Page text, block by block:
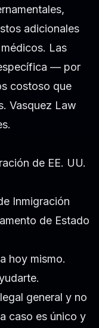
adicionales
Las
— por
costoso que
Vasquez Law
de EE. UU.
Inmigración
de Estado
hoy mismo.
general y no
caso es único y